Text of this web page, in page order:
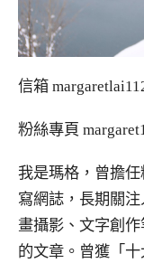
信箱
粉絲專頁
我是瑪格，曾擔
寫網誌，長期關
畫攝影、文字創
的文章。曾獲「